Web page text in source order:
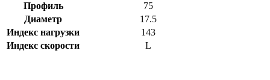
Профиль
75
Диаметр
17.5
Индекс нагрузки
143
Индекс скорости
L